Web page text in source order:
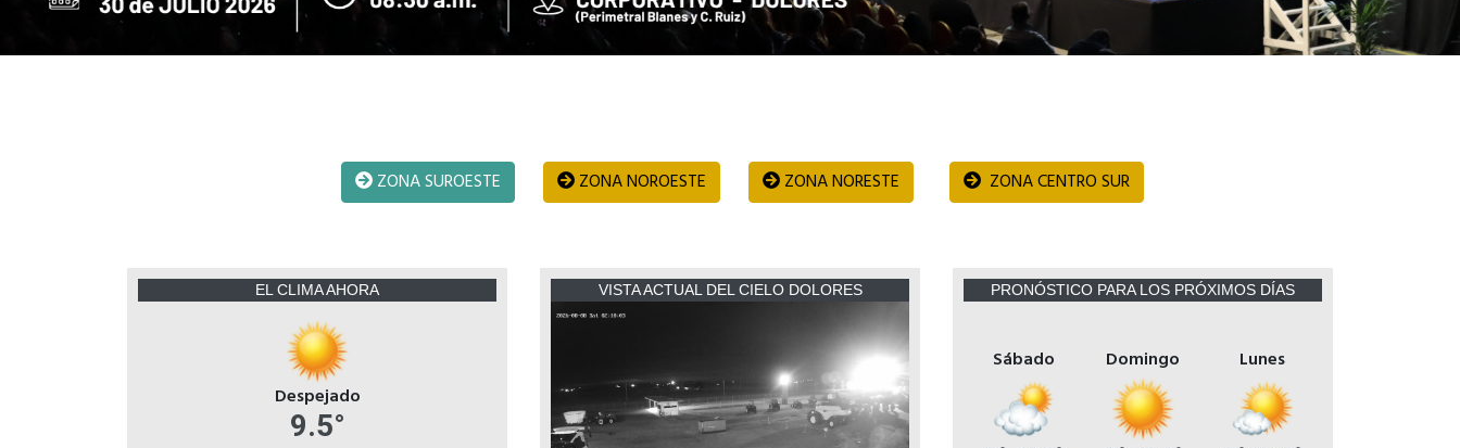
ZONA SUROESTE ZONA NOROESTE ZONA NORESTE ZONA CENTRO SUR
EL CLIMA AHORA
Despejado
9.5°
VISTA ACTUAL DEL CIELO DOLORES PRONÓSTICO PARA LOS PRÓXIMOS DÍAS
Sábado Domingo Lunes